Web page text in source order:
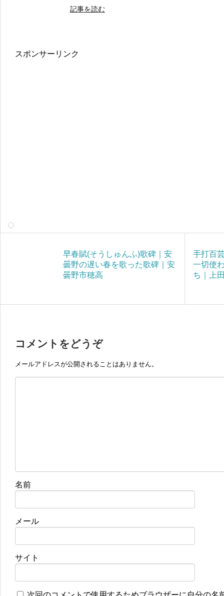
記事を読む
スポンサーリンク
早春賦(そうしゅんふ)歌碑｜安
曇野の遅い春を歌った歌碑｜安
曇野市穂高
手打百
一切使
ち｜上
コメントをどうぞ
メールアドレスが公開されることはありません。
名前
メール
サイト